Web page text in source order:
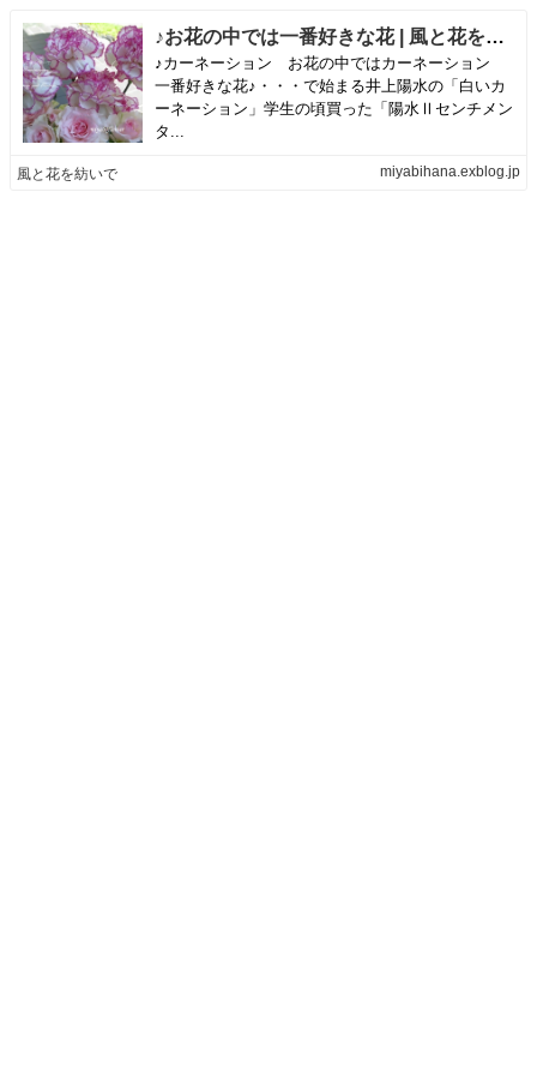
♪お花の中では一番好きな花 | 風と花を紡いで
♪カーネーション お花の中ではカーネーション
一番好きな花♪・・・で始まる井上陽水の「白いカ
ーネーション」学生の頃買った「陽水Ⅱセンチメン
タ...
風と花を紡いで miyabihana.exblog.jp